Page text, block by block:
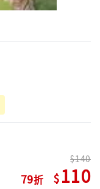
79
140
110